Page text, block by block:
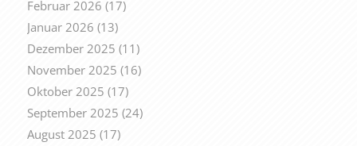
Februar 2026 (17)
Januar 2026 (13)
Dezember 2025 (11)
November 2025 (16)
Oktober 2025 (17)
September 2025 (24)
August 2025 (17)